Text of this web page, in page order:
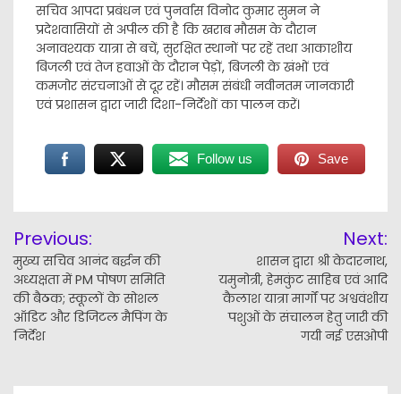
सचिव आपदा प्रबंधन एवं पुनर्वास विनोद कुमार सुमन ने
प्रदेशवासियों से अपील की है कि खराब मौसम के दौरान
अनावश्यक यात्रा से बचें, सुरक्षित स्थानों पर रहें तथा आकाशीय
बिजली एवं तेज हवाओं के दौरान पेड़ों, बिजली के खंभों एवं
कमजोर संरचनाओं से दूर रहें। मौसम संबंधी नवीनतम जानकारी
एवं प्रशासन द्वारा जारी दिशा-निर्देशों का पालन करें।
Follow us Save
navigation
Previous:
मुख्य सचिव आनंद बर्द्धन की
अध्यक्षता में PM पोषण समिति
की बैठक; स्कूलों के सोशल
ऑडिट और डिजिटल मैपिंग के
निर्देश
Next:
शासन द्वारा श्री केदारनाथ,
यमुनोत्री, हेमकुंट साहिब एवं आदि
कैलाश यात्रा मार्गों पर अश्ववंशीय
पशुओं के संचालन हेतु जारी की
गयी नई एसओपी